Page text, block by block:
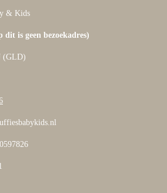
& Kids
dit is geen bezoekadres)
(GLD)